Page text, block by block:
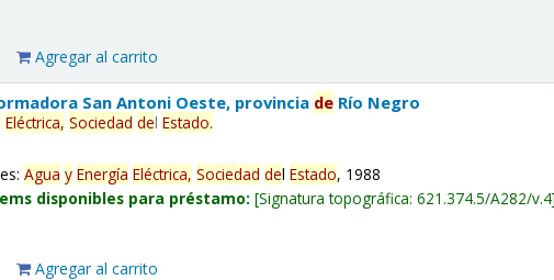
Agregar al carrito
San Antoni Oeste, provincia de Río Negro
Eléctrica, Sociedad delEstado.
Agua y Energía Eléctrica, Sociedad delEstado, 1988
disponibles para préstamo: Signatura topográfica:621.374.5/A282/v.4
Agregar al carrito